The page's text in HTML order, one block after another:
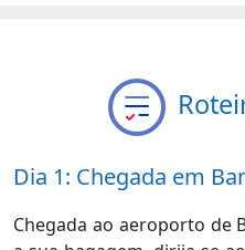
Dia 1: Chegada em
Chegada ao aeroporto de